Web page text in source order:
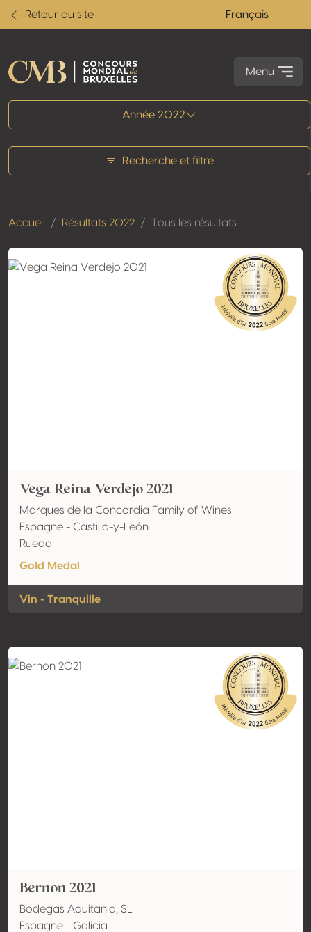
Retour au site Français
Menu
Année 2022
Recherche et filtre
Accueil Résultats 2022 Tous les résultats
Vega Reina Verdejo 2021
Marques de la Concordia Family of Wines
Espagne - Castilla-y-León
Rueda
Gold Medal
Vin - Tranquille
Bernon 2021
Bodegas Aquitania, SL
Espagne - Galicia